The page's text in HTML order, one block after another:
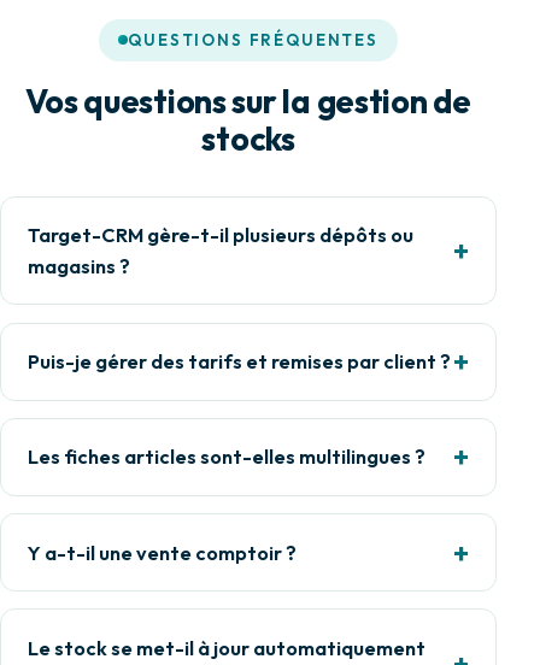
QUESTIONS FRÉQUENTES
Vos questions sur la gestion de
stocks
Target-CRM gère-t-il plusieurs dépôts ou
magasins ?
Puis-je gérer des tarifs et remises par client ?
Les fiches articles sont-elles multilingues ?
Y a-t-il une vente comptoir ?
Le stock se met-il à jour automatiquement